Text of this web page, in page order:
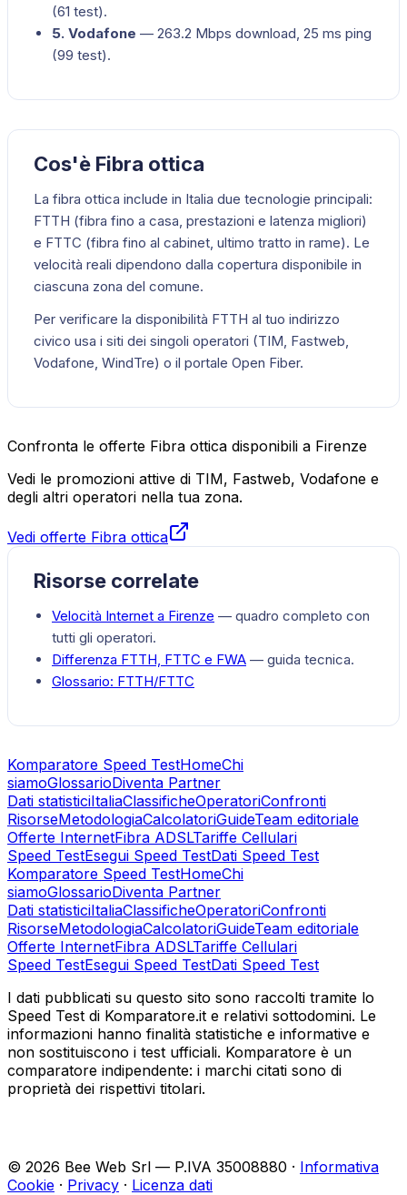
(61 test).
5. Vodafone — 263.2 Mbps download, 25 ms ping
(99 test).
Cos'è Fibra ottica
La fibra ottica include in Italia due tecnologie principali:
FTTH (fibra fino a casa, prestazioni e latenza migliori)
e FTTC (fibra fino al cabinet, ultimo tratto in rame). Le
velocità reali dipendono dalla copertura disponibile in
ciascuna zona del comune.
Per verificare la disponibilità FTTH al tuo indirizzo
civico usa i siti dei singoli operatori (TIM, Fastweb,
Vodafone, WindTre) o il portale Open Fiber.
Confronta le offerte Fibra ottica disponibili a Firenze
Vedi le promozioni attive di TIM, Fastweb, Vodafone e
degli altri operatori nella tua zona.
Vedi offerte Fibra ottica
Risorse correlate
Velocità Internet a Firenze — quadro completo con
tutti gli operatori.
Differenza FTTH, FTTC e FWA — guida tecnica.
Glossario: FTTH/FTTC
Komparatore Speed TestHomeChi
siamoGlossarioDiventa Partner
Dati statisticiItaliaClassificheOperatoriConfronti
RisorseMetodologiaCalcolatoriGuideTeam editoriale
Offerte InternetFibra ADSLTariffe Cellulari
Speed TestEsegui Speed TestDati Speed Test
Komparatore Speed TestHomeChi
siamoGlossarioDiventa Partner
Dati statisticiItaliaClassificheOperatoriConfronti
RisorseMetodologiaCalcolatoriGuideTeam editoriale
Offerte InternetFibra ADSLTariffe Cellulari
Speed TestEsegui Speed TestDati Speed Test
I dati pubblicati su questo sito sono raccolti tramite lo
Speed Test di Komparatore.it e relativi sottodomini. Le
informazioni hanno finalità statistiche e informative e
non sostituiscono i test ufficiali. Komparatore è un
comparatore indipendente: i marchi citati sono di
proprietà dei rispettivi titolari.
© 2026 Bee Web Srl — P.IVA 35008880 · Informativa
Cookie · Privacy · Licenza dati